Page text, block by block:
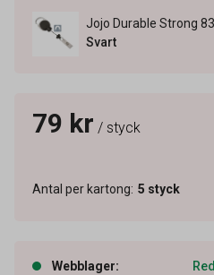
Jojo Durable Strong
Svart
79 kr / styck
Antal per kartong: 5 styck
Webblager: